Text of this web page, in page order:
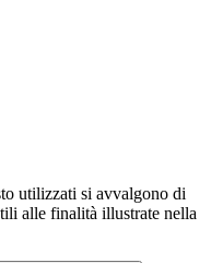
utilizzati si avvalgono di
alle finalità illustrate nella